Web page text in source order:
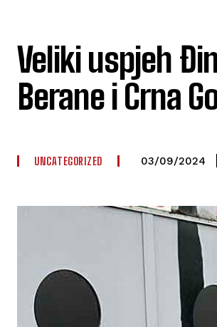
Veliki uspjeh
Berane i Crna
UNCATEGORIZED 03/09/2024